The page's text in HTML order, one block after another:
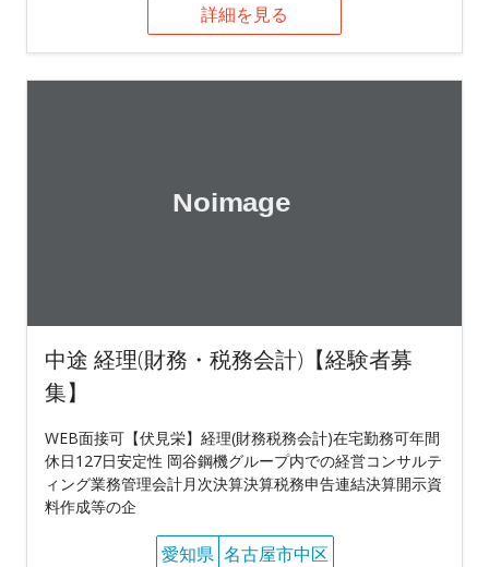
詳細を見る
中途 経理(財務・税務会計)【経験者募
集】
WEB面接可【伏見栄】経理(財務税務会計)在宅勤務可年間
休日127日安定性 岡谷鋼機グループ内での経営コンサルテ
ィング業務管理会計月次決算決算税務申告連結決算開示資
料作成等の企
愛知県 名古屋市中区